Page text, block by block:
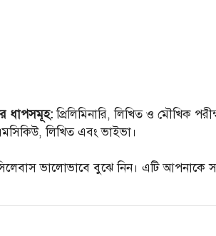
ধাপসমূহ:প্রিলিমিনারি, লিখিত ও মৌখিক
লিখিত এবং ভাইভা।
ভালোভাবে বুঝে নিন। এটি আপনাকে